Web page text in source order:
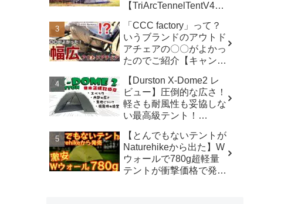
【TriArcTennelTentV4】
カ】
「CCC factory」って？
いうブランドのアウトド
アチェアの〇〇がよかっ
たのでご紹介【キャンプ
プ
【Durston X-Dome2 レ
ビュー】圧倒的な広さ！
軽さも耐風性も妥協しな
い最高級テント！
ダーストン ＃xdome1
#xdome2 #テント -
Yellowknife
Outdoorshop【イエロー
【とんでもないテントが
Naturehikeから出た】W
ウォールで780g超軽量
テントが衝撃価格で発売